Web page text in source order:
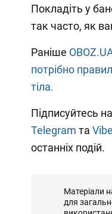
Покладіть у
так часто, як
Раніше
потрібно
тіла.
Підписуйтесь
Telegram та
останніх подій.
Матеріали
для